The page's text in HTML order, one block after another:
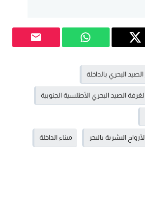
الصيد البحري بالداخلة
الصيد البحري الأطلسية الجنوبية
البشرية بالبحر ميناء الداخلة